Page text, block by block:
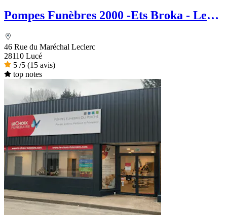
Pompes Funèbres 2000 -Ets Broka - Le
46 Rue du Maréchal Leclerc
28110 Lucé
5 /5 (15 avis)
top notes